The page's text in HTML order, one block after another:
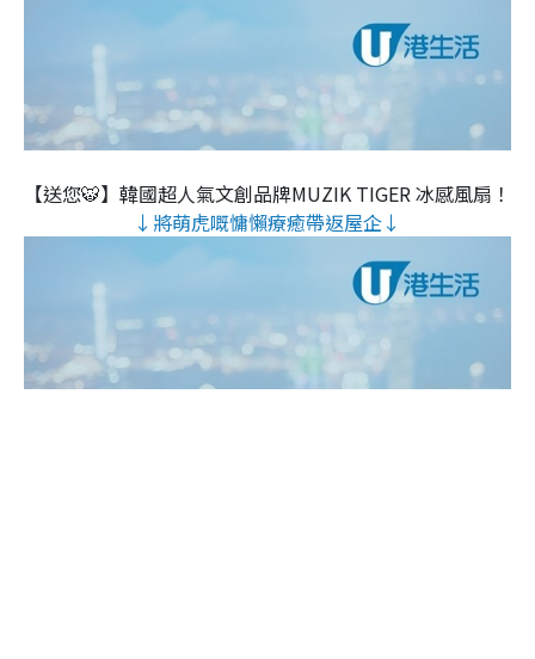
【送您🐯】韓國超人氣文創品牌MUZIK TIGER 冰感風扇！
↓將萌虎嘅慵懶療癒帶返屋企↓